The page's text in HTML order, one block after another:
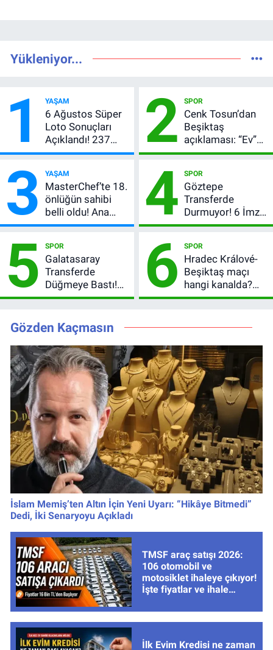
Yükleniyor...
1 YAŞAM
6 Ağustos Süper
Loto Sonuçları
Açıklandı! 237
Milyon TL’lik
2 SPOR
Cenk Tosun’dan
Beşiktaş
açıklaması: “Ev”
dedi, asıl mesajı
verdi
3 YAŞAM
MasterChef’te 18.
önlüğün sahibi
belli oldu! Ana
kadroya giren
oldu?
4 SPOR
Göztepe
Transferde
Durmuyor! 6 İmza
Sonrası Yeni
Oldu
5 SPOR
Galatasaray
Transferde
Düğmeye Bastı!
Leao, Camavinga
Durum
6 SPOR
Hradec Králové-
Beşiktaş maçı
hangi kanalda?
Şifresiz canlı yayın
Gözden Kaçmasın
İslam Memiş’ten Altın İçin Yeni Uyarı: “Hikâye Bitmedi”
Dedi, İki Senaryoyu Açıkladı
TMSF araç satışı 2026:
106 otomobil ve
motosiklet ihaleye çıkıyor!
İşte fiyatlar ve ihale
İlk Evim Kredisi ne zaman